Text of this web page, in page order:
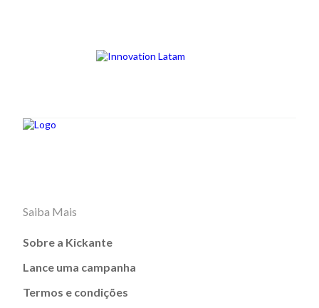
Saiba Mais
Sobre a Kickante
Lance uma campanha
Termos e condições